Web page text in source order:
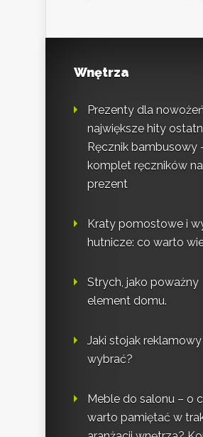
Wnętrza
Prezenty dla
największe hity
Ręcznik bambusowy
komplet ręczników na
prezent
Kraty pomostowe i
hutnicze: co warto
Strych, jako poważny
element domu.
Jaki stojak reklamowy
wybrać?
Meble do salonu – o
warto pamiętać w